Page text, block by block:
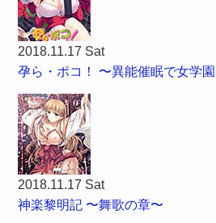
2018.11.17 Sat
孕ら・ポコ！ 〜異能催眠で女学
2018.11.17 Sat
神楽黎明記 〜舞歌の章〜